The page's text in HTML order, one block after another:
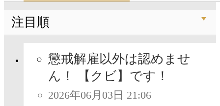
注目順
懲戒解雇以外は認めませ
ん！ 【クビ】です！
2026年06月03日 21:06